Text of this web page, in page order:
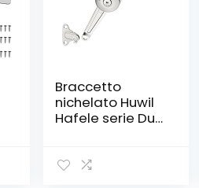
Braccetto
nichelato Huwil
Hafele serie Duo
completo